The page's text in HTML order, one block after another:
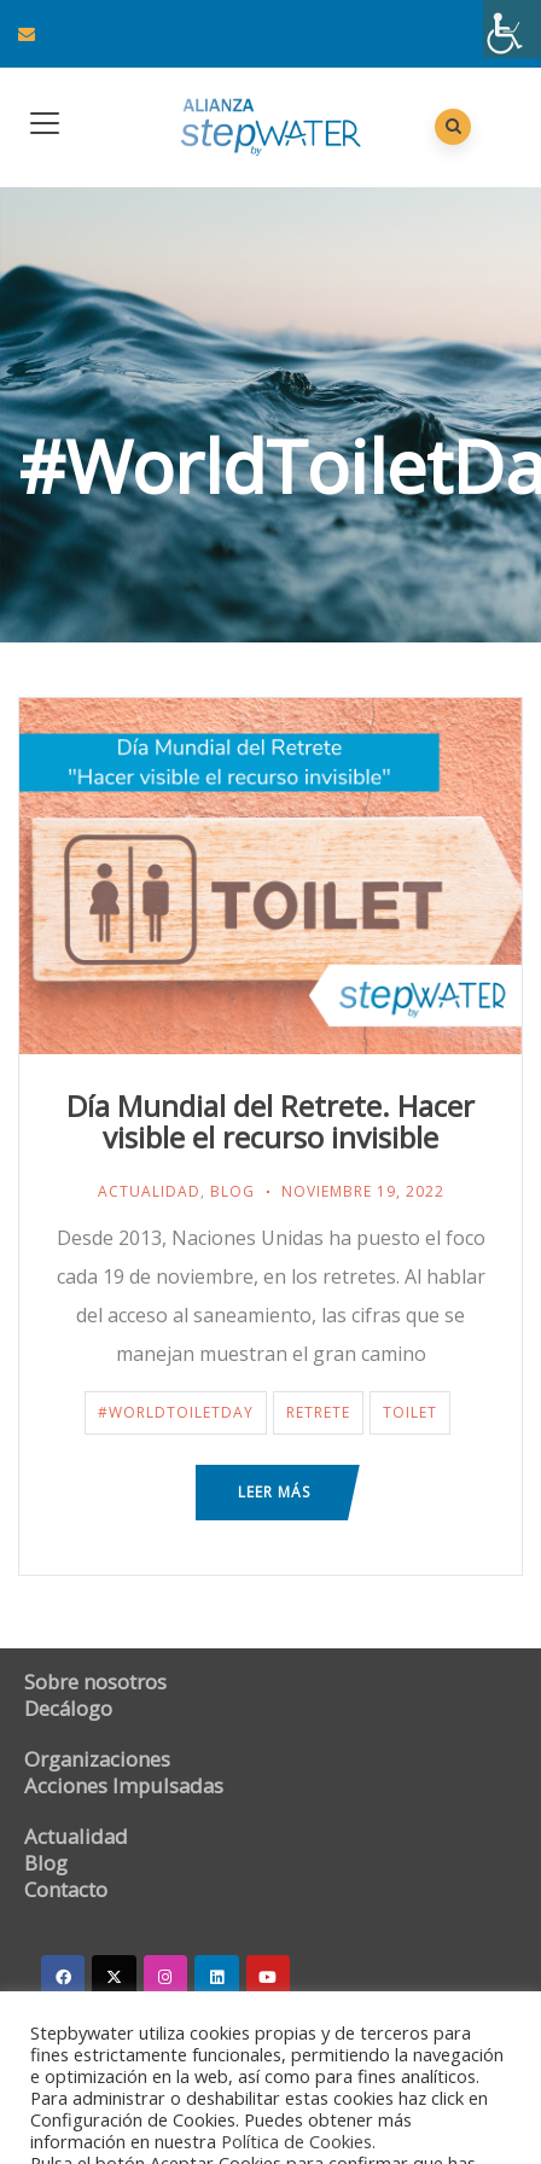
Día Mundial del Retrete. Hacer
visible el recurso invisible
ACTUALIDAD, BLOG NOVIEMBRE 19, 2022
Desde 2013, Naciones Unidas ha puesto el foco
cada 19 de noviembre, en los retretes. Al hablar
del acceso al saneamiento, las cifras que se
manejan muestran el gran camino
#WORLDTOILETDAY RETRETE TOILET
LEER MÁS
Sobre nosotros
Decálogo
Organizaciones
Acciones Impulsadas
Actualidad
Blog
Contacto
stepbywater@stepbywater.com
+34 682366973
Stepbywater utiliza cookies propias y de terceros para
fines estrictamente funcionales, permitiendo la navegación
e optimización en la web, así como para fines analíticos.
Para administrar o deshabilitar estas cookies haz click en
Configuración de Cookies. Puedes obtener más
información en nuestra Política de Cookies.